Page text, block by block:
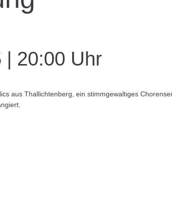
| 20:00 Uhr
aus Thallichtenberg, ein stimmgewaltiges